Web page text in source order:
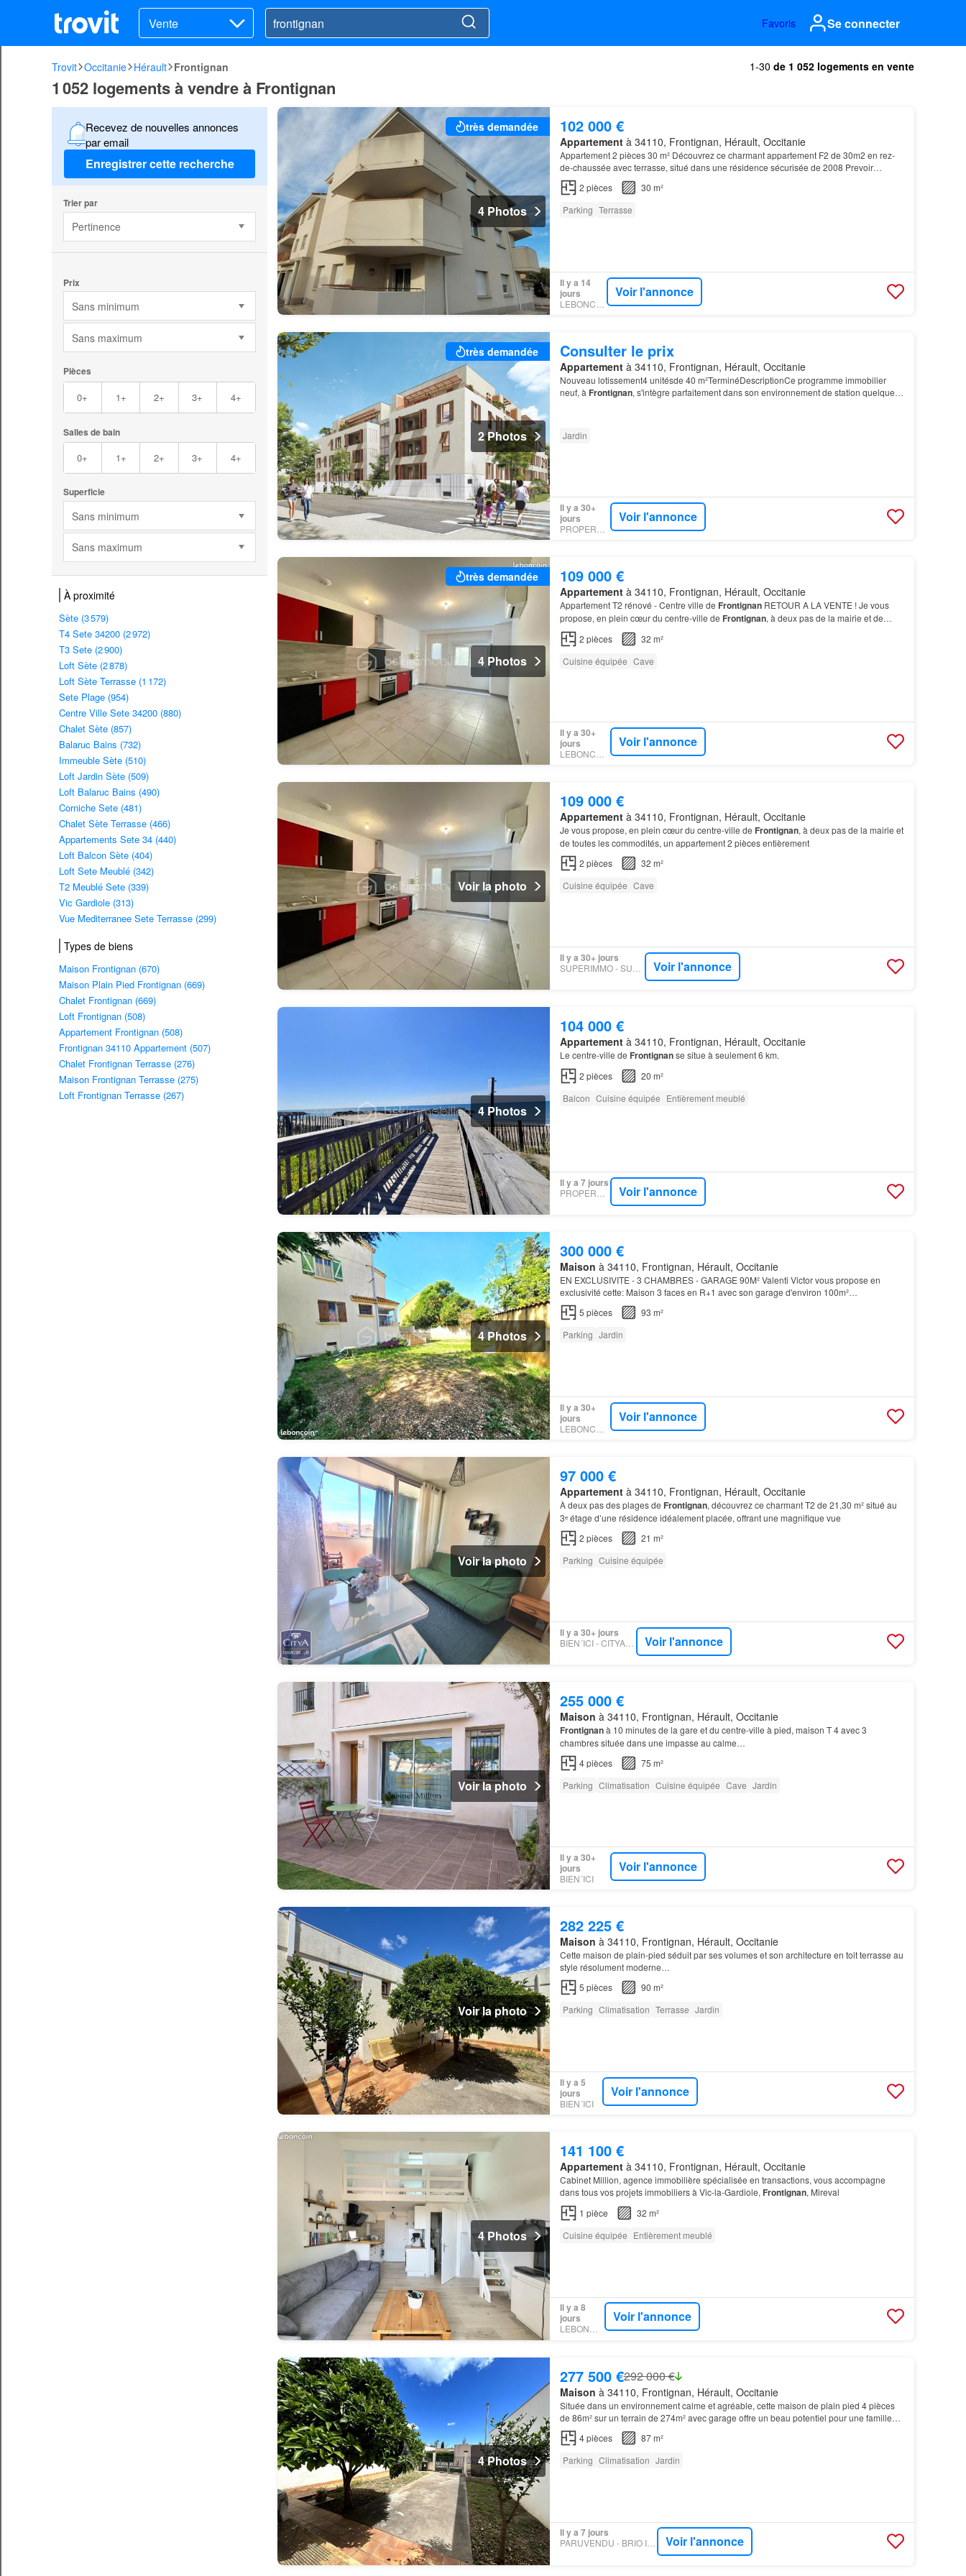
Vente Favoris Se connecter
Trovit Occitanie Hérault Frontignan 1-30 de 1 052 logements en vente
1 052 logements à vendre à Frontignan
Recevez de nouvelles annonces
par email
Enregistrer cette recherche
Trier par
Pertinence
Prix
Sans minimum
Sans maximum
Pièces
0+ 1+ 2+ 3+ 4+
Salles de bain
0+ 1+ 2+ 3+ 4+
Superficie
Sans minimum
Sans maximum
À proximité
Sète (3 579)
T4 Sete 34200 (2 972)
T3 Sete (2 900)
Loft Sète (2 878)
Loft Sète Terrasse (1 172)
Sete Plage (954)
Centre Ville Sete 34200 (880)
Chalet Sète (857)
Balaruc Bains (732)
Immeuble Sète (510)
Loft Jardin Sète (509)
Loft Balaruc Bains (490)
Corniche Sete (481)
Chalet Sète Terrasse (466)
Appartements Sete 34 (440)
Loft Balcon Sète (404)
Loft Sete Meublé (342)
T2 Meublé Sete (339)
Vic Gardiole (313)
Vue Mediterranee Sete Terrasse (299)
Types de biens
Maison Frontignan (670)
Maison Plain Pied Frontignan (669)
Chalet Frontignan (669)
Loft Frontignan (508)
Appartement Frontignan (508)
Frontignan 34110 Appartement (507)
Chalet Frontignan Terrasse (276)
Maison Frontignan Terrasse (275)
Loft Frontignan Terrasse (267)
très demandée
4 Photos
102 000 €
Appartementà 34110, Frontignan, Hérault, Occitanie
Appartement 2 pièces 30 m² Découvrez ce charmant appartement F2 de 30m2 en rez-
de-chaussée avec terrasse, situé dans une résidence sécurisée de 2008 Prevoir
quelques travaux (Peinture, salle d'eau et meubles cuisines) Descrip…
2 pièces
30 m²
Parking Terrasse
Il y a 14
jours
Voir l'annonce
très demandée
2 Photos
Consulter le prix
Appartementà 34110, Frontignan, Hérault, Occitanie
Nouveau lotissement4 unitésde 40 m²TerminéDescriptionCe programme immobilier
neuf, à Frontignan, s'intègre parfaitement dans son environnement de station quelques
Jardin
Il y a 30+
jours
Voir l'annonce
très demandée
4 Photos
109 000 €
Appartementà 34110, Frontignan, Hérault, Occitanie
Appartement T2 rénové - Centre ville de FrontignanRETOUR A LA VENTE ! Je vous
propose, en plein cœur du centre-ville de Frontignan, à deux pas de la mairie et de
toutes les commodités, un appartement 2 pièces entièrement…
2 pièces
32 m²
Cuisine équipée Cave
Il y a 30+
jours
Voir l'annonce
Voir la photo
109 000 €
Appartementà 34110, Frontignan, Hérault, Occitanie
Je vous propose, en plein cœur du centre-ville de Frontignan, à deux pas de la mairie et
de toutes les commodités, un appartement 2 pièces entièrement
2 pièces
32 m²
Cuisine équipée Cave
Il y a 30+ jours
Voir l'annonce
4 Photos
104 000 €
Appartementà 34110, Frontignan, Hérault, Occitanie
Le centre-ville de Frontignanse situe à seulement 6 km.
2 pièces
20 m²
Balcon Cuisine équipée Entièrement meublé
Il y a 7 jours
Voir l'annonce
4 Photos
300 000 €
Maison à 34110, Frontignan, Hérault, Occitanie
EN EXCLUSIVITE - 3 CHAMBRES - GARAGE 90M² Valenti Victor vous propose en
exclusivité cette: Maison 3 faces en R+1 avec son garage d'environ 100m²…
5 pièces
93 m²
Parking Jardin
Il y a 30+
jours
Voir l'annonce
Voir la photo
97 000 €
Appartementà 34110, Frontignan, Hérault, Occitanie
À deux pas des plages de Frontignan, découvrez ce charmant T2 de 21,30 m² situé au
3ᵉ étage d’une résidence idéalement placée, offrant une magnifique vue
2 pièces
21 m²
Parking Cuisine équipée
Il y a 30+ jours
BIEN´ICI - CITYA-SETE-2 Voir l'annonce
Voir la photo
255 000 €
Maison à 34110, Frontignan, Hérault, Occitanie
Frontignanà 10 minutes de la gare et du centre-ville à pied, maison T 4 avec 3
chambres située dans une impasse au calme…
4pièces
75 m²
Parking Climatisation Cuisine équipée Cave Jardin
Il y a 30+
jours
BIEN´ICI
Voir l'annonce
Voir la photo
282 225 €
Maison à 34110, Frontignan, Hérault, Occitanie
Cette maison de plain-pied séduit par ses volumes et son architecture en toit terrasse au
style résolument moderne…
5 pièces
90 m²
Parking Climatisation Terrasse Jardin
Il y a 5
jours
BIEN´ICI
Voir l'annonce
4 Photos
141 100 €
Appartementà 34110, Frontignan, Hérault, Occitanie
Cabinet Million, agence immobilière spécialisée en transactions, vous accompagne
dans tous vos projets immobiliers à Vic-la-Gardiole, Frontignan, Mireval
1 pièce
32 m²
Cuisine équipée Entièrement meublé
Il y a 8
jours
Voir l'annonce
4 Photos
277 500 €292 000 €
Maison à 34110, Frontignan, Hérault, Occitanie
Située dans un environnement calme et agréable, cette maison de plain pied 4 pièces
de 86m² sur un terrain de 274m² avec garage offre un beau potentiel pour une famille…
4pièces
87 m²
Parking Climatisation Jardin
Il y a 7 jours
PARUVENDU - BRIO IMMOBILIER Voir l'annonce